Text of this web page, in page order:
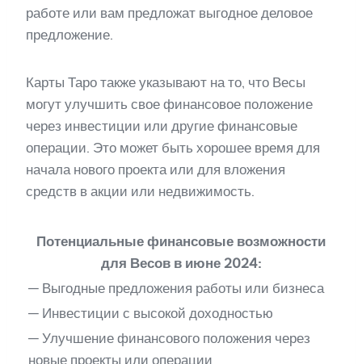
работе или вам предложат выгодное деловое
предложение.
Карты Таро также указывают на то, что Весы
могут улучшить свое финансовое положение
через инвестиции или другие финансовые
операции. Это может быть хорошее время для
начала нового проекта или для вложения
средств в акции или недвижимость.
Потенциальные финансовые возможности
для Весов в июне 2024:
— Выгодные предложения работы или бизнеса
— Инвестиции с высокой доходностью
— Улучшение финансового положения через
новые проекты или операции